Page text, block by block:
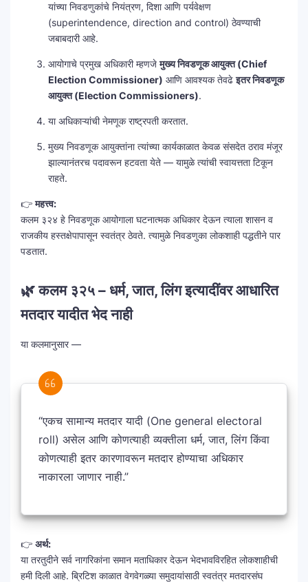
यांच्या निवडणुकांचे नियंत्रण, दिशा आणि पर्यवेक्षण
(superintendence, direction and control) ठेवण्याची
जबाबदारी आहे.
आयोगाचे प्रमुख अधिकारी म्हणजेमुख्य निवडणूक आयुक्त (Chief
Election Commissioner) आणि आवश्यक तेवढेइतर निवडणूक
आयुक्त (Election Commissioners).
या अधिकाऱ्यांची नेमणूक राष्ट्रपती करतात.
मुख्य निवडणूक आयुक्तांना त्यांच्या कार्यकाळात केवळ संसदेत ठराव मंजूर
झाल्यानंतरच पदावरून हटवता येते — यामुळे त्यांची स्वायत्तता टिकून
राहते.
👉महत्त्व:
कलम ३२४ हे निवडणूक आयोगाला घटनात्मक अधिकार देऊन त्याला शासन व
राजकीय हस्तक्षेपापासून स्वतंत्र ठेवते. त्यामुळे निवडणुका लोकशाही पद्धतीने पार
पडतात.
🌿 कलम ३२५ – धर्म, जात, लिंग इत्यादींवर आधारित
मतदार यादीत भेद नाही
या कलमानुसार —
“एकच सामान्य मतदार यादी (One general electoral
roll) असेल आणि कोणत्याही व्यक्तीला धर्म, जात, लिंग किंवा
कोणत्याही इतर कारणावरून मतदार होण्याचा अधिकार
नाकारला जाणार नाही.”
👉 अर्थ:
या तरतुदीने सर्व नागरिकांना समान मताधिकार देऊन भेदभावविरहित लोकशाहीची
हमी दिली आहे. ब्रिटिश काळात वेगवेगळ्या समुदायांसाठी स्वतंत्र मतदारसंघ